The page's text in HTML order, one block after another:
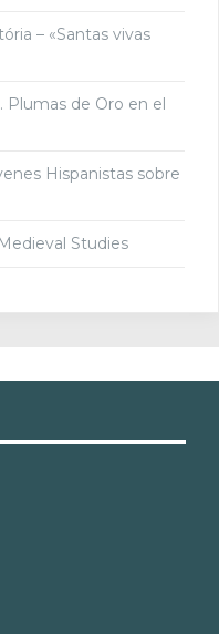
– «Santas vivas
Plumas de Oro en el
Hispanistas sobre
Studies